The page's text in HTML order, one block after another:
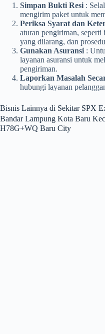
Simpan Bukti Resi :
mengirim paket untuk
Periksa Syarat dan
aturan pengiriman, seperti
yang dilarang, dan
Gunakan Asuransi :
layanan asuransi untuk
pengiriman.
Laporkan Masalah
hubungi layanan
Bisnis Lainnya di Sekitar SPX
Bandar Lampung Kota Baru
H78G+WQ Baru City